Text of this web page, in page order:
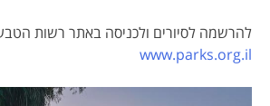
להרשמה לסיורים ולכניסה באתר רשות
www.parks.org.il